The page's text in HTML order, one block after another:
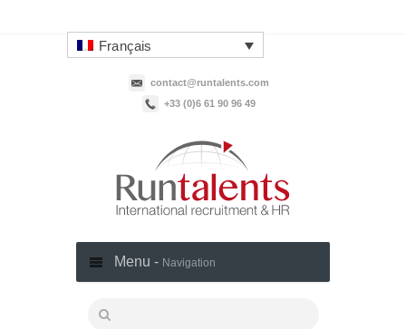
Français
contact@runtalents.com
+33 (0)6 61 90 96 49‬
Menu - Navigation